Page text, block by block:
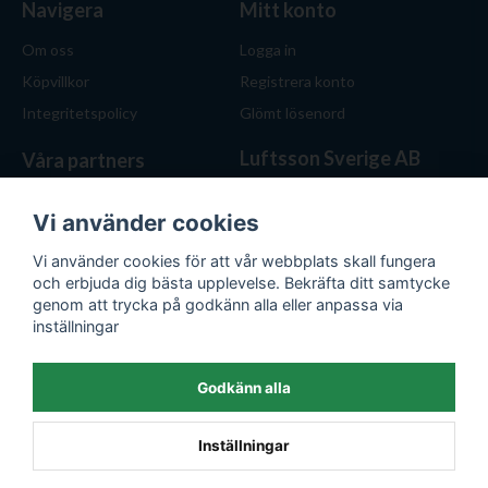
Navigera
Om oss
Köpvillkor
Integritetspolicy
Mitt konto
Logga in
Registrera konto
Glömt lösenord
Våra partners Luftsson Sverige AB
hjälper dig att välja rätt
lösning. Hos Luftsson.se får
du personlig service, bra priser
och produkter för både hem
och företag.
E-post:
Vi använder cookies
Vi använder cookies för att vår webbplats skall fungera
och erbjuda dig bästa upplevelse. Bekräfta ditt samtycke
genom att trycka på godkänn alla eller anpassa via
inställningar
Godkänn alla
Inställningar